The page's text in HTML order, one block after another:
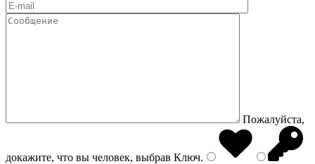
Пожалуйста,
докажите, что вы человек, выбрав Ключ.